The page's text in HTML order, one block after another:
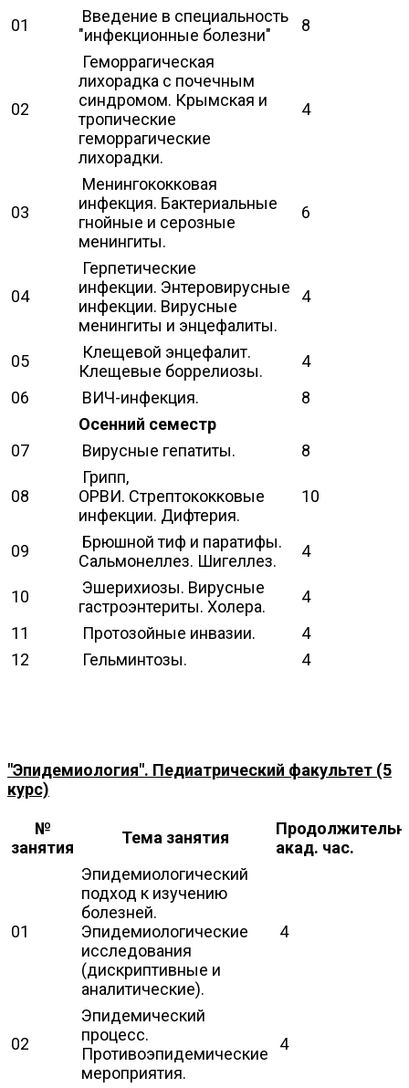
01
Введение в специальность
"инфекционные болезни"
8
02
Геморрагическая
лихорадка с почечным
синдромом. Крымская и
тропические
геморрагические
лихорадки.
4
03
Менингококковая
инфекция. Бактериальные
гнойные и серозные
менингиты.
6
04
Герпетические
инфекции. Энтеровирусные
инфекции. Вирусные
менингиты и энцефалиты.
4
05
Клещевой энцефалит.
Клещевые боррелиозы.
4
06
ВИЧ-инфекция.
8
Осенний семестр
07
Вирусные гепатиты. 8
08
Грипп,
ОРВИ. Стрептококковые
инфекции. Дифтерия.
10
09
Брюшной тиф и паратифы.
Сальмонеллез. Шигеллез.
4
10
Эшерихиозы. Вирусные
гастроэнтериты. Холера.
4
11
Протозойные инвазии.
4
12
Гельминтозы. 4
"Эпидемиология". Педиатрический факультет (5
курс)
№
занятия
Тема занятия
акад. час.
01
Эпидемиологический
подход к изучению
болезней.
Эпидемиологические
исследования
(дискриптивные и
аналитические).
4
02
Эпидемический
процесс.
Противоэпидемические
мероприятия.
4